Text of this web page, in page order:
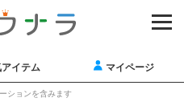
アイテム マイページ
ションを含みます